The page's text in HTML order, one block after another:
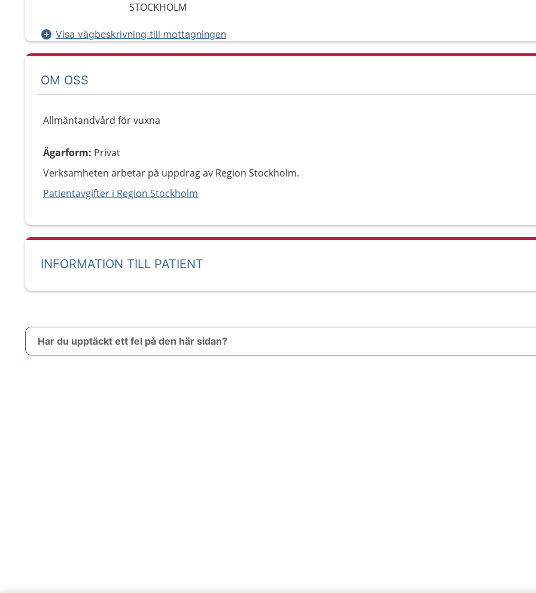
STOCKHOLM
Visa vägbeskrivning till mottagningen
OM OSS
Allmäntandvård för vuxna
Ägarform: Privat
Verksamheten arbetar på uppdrag av Region Stockholm.
Patientavgifter i Region Stockholm
INFORMATION TILL PATIENT
Har du upptäckt ett fel på den här sidan?